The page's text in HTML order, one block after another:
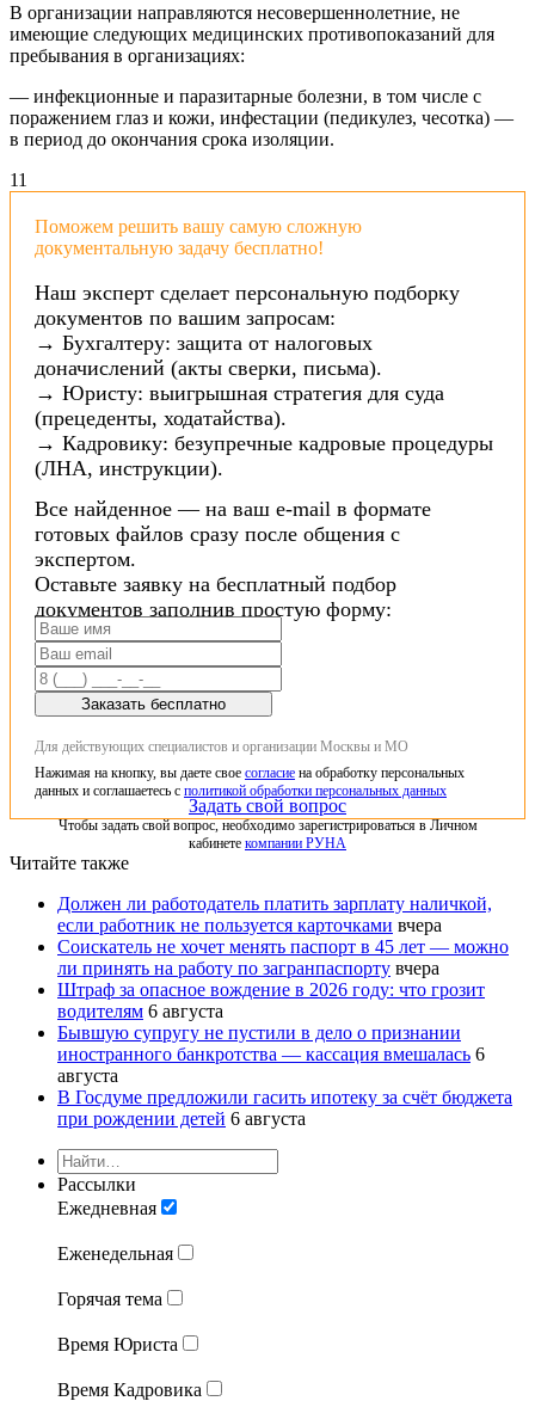
В организации направляются несовершеннолетние, не
имеющие следующих медицинских противопоказаний для
пребывания в организациях:
— инфекционные и паразитарные болезни, в том числе с
поражением глаз и кожи, инфестации (педикулез, чесотка) —
в период до окончания срока изоляции.
11
Поможем решить вашу самую сложную
документальную задачу бесплатно!
Наш эксперт сделает персональную подборку
документов по вашим запросам:
→ Бухгалтеру: защита от налоговых
доначислений (акты сверки, письма).
→ Юристу: выигрышная стратегия для суда
(прецеденты, ходатайства).
→ Кадровику: безупречные кадровые процедуры
(ЛНА, инструкции).
Все найденное — на ваш e-mail в формате
готовых файлов сразу после общения с
экспертом.
Оставьте заявку на бесплатный подбор
документов заполнив простую форму:
Заказать бесплатно
Для действующих специалистов и организации Москвы и МО
Нажимая на кнопку, вы даете свое согласие на обработку персональных
данных и соглашаетесь с политикой обработки персональных данных
Задать свой вопрос
Чтобы задать свой вопрос, необходимо зарегистрироваться в Личном
кабинете компании РУНА
Читайте также
Должен ли работодатель платить зарплату наличкой,
если работник не пользуется карточками вчера
Соискатель не хочет менять паспорт в 45 лет — можно
ли принять на работу по загранпаспорту вчера
Штраф за опасное вождение в 2026 году: что грозит
водителям 6 августа
Бывшую супругу не пустили в дело о признании
иностранного банкротства — кассация вмешалась 6
августа
В Госдуме предложили гасить ипотеку за счёт бюджета
при рождении детей 6 августа
Рассылки
Ежедневная
Еженедельная
Горячая тема
Время Юриста
Время Кадровика